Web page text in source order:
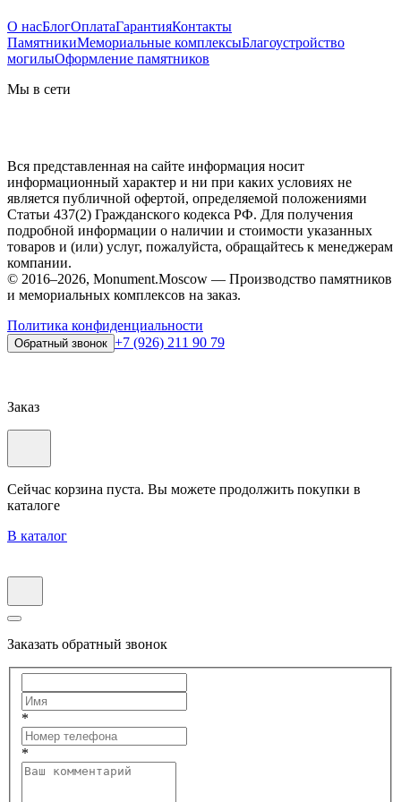
О насБлогОплатаГарантияКонтакты
ПамятникиМемориальные комплексыБлагоустройство
могилыОформление памятников
Мы в сети
Вся представленная на сайте информация носит
информационный характер и ни при каких условиях не
является публичной офертой, определяемой положениями
Статьи 437(2) Гражданского кодекса РФ. Для получения
подробной информации о наличии и стоимости указанных
товаров и (или) услуг, пожалуйста, обращайтесь к менеджерам
компании.
© 2016–2026, Monument.Moscow — Производство памятников
и мемориальных комплексов на заказ.
Политика конфиденциальности
Обратный звонок +7 (926) 211 90 79
Заказ
Сейчас корзина пуста. Вы можете продолжить покупки в
каталоге
В каталог
Заказать обратный звонок
*
*